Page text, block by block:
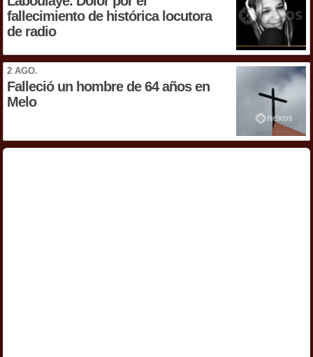
fallecimiento de histórica locutora
de radio
2 AGO.
Falleció un hombre de 64 años en
Melo